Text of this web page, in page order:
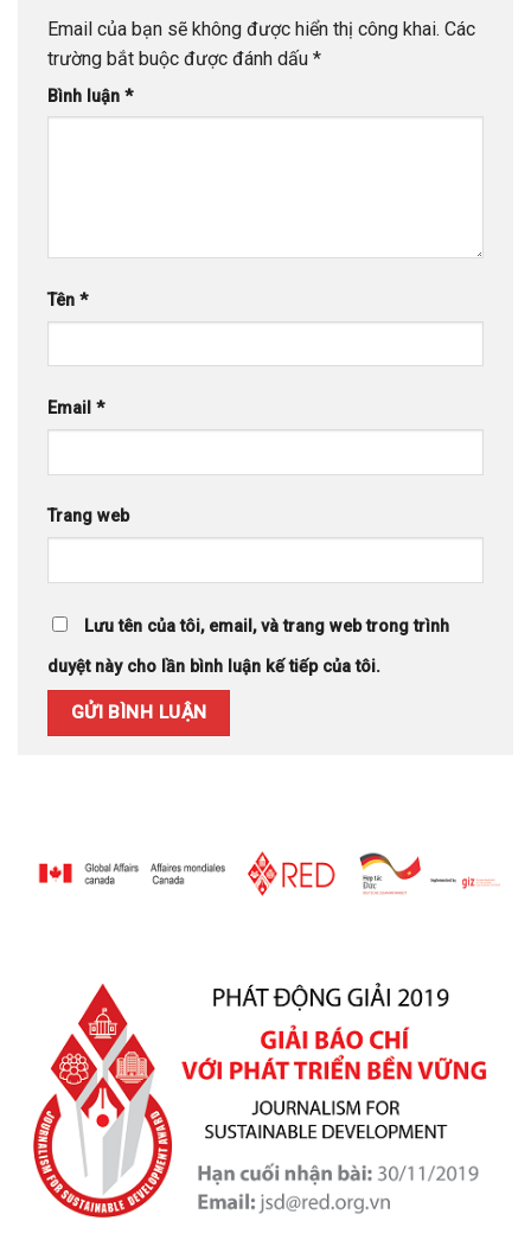
Email của bạn sẽ không được hiển thị công khai. Các
trường bắt buộc được đánh dấu *
Bình luận *
Tên *
Email *
Trang web
Lưu tên của tôi, email, và trang web trong trình
duyệt này cho lần bình luận kế tiếp của tôi.